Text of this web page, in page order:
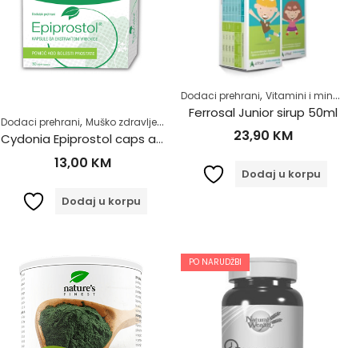
Dodaci prehrani, Muško zdravlje,Samoliječenje ,
Cydonia Epiprostol caps a30
13,00 KM
Dodaj u korpu
Dodaci prehrani, Vitamini i minerali
Ferrosal Junior sirup 50ml
23,90 KM
Dodaj u korpu
PO NARUDŽBI